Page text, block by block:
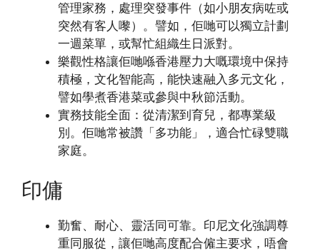
管理家務，處理突發事件（如小朋友病咗或
突然有客人嚟）。譬如，佢哋可以獨立計劃
一週菜單，或幫忙組織生日派對。
樂觀性格讓佢哋喺香港壓力大嘅環境中保持
積極，文化智能高，能快速融入多元文化，
譬如學煮香港菜或參與中秋節活動。
實務技能全面：從清潔到育兒，都專業級
別。佢哋常被讚「多功能」，適合忙碌雙職
家庭。
印傭
勤奮、耐心、靈活同可靠。印尼文化強調尊
重同服從，讓佢哋高度配合僱主要求，唔會